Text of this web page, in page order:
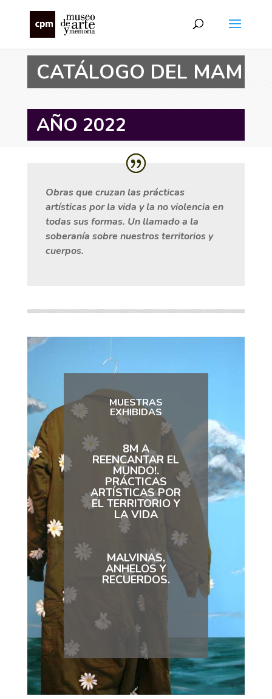
CATÁLOGO DEL MAM
AÑO 2022
Obras que cruzan las prácticas
artísticas por la vida y la no violencia en
todas sus formas. Un llamado a la
soberanía sobre nuestros territorios y
cuerpos.
MUESTRAS
EXHIBIDAS
8M A
REENCANTAR EL
MUNDO!.
PRÁCTICAS
ARTÍSTICAS POR
EL TERRITORIO Y
LA VIDA
MALVINAS,
ANHELOS Y
RECUERDOS.